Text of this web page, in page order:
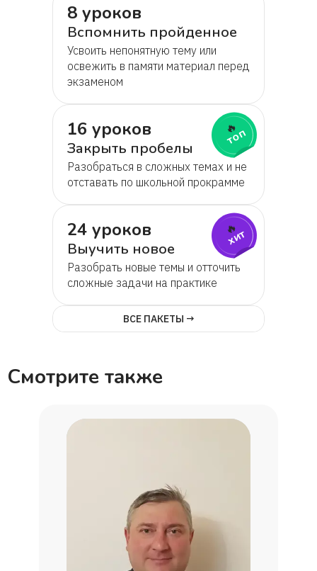
8 уроков
Вспомнить пройденное
Усвоить непонятную тему или
освежить в памяти материал перед
экзаменом
16 уроков
Закрыть пробелы
Разобраться в сложных темах и не
отставать по школьной прокрамме
🔥
топ
24 уроков
Выучить новое
Разобрать новые темы и отточить
сложные задачи на практике
🔥
хит
ВСЕ ПАКЕТЫ →
Смотрите также